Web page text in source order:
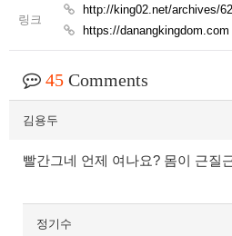
링크
http://king02.net/archives/
https://danangkingdom.com
45 Comments
김용두
빨간그네 언제 여나요? 몸이 근질
정기수